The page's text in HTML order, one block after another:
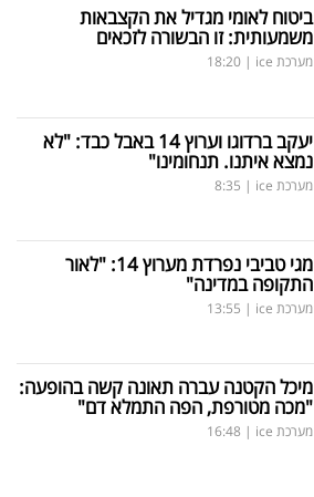
ביטוח לאומי מגדיל את הקצבאות
משמעותית: זו הבשורה לזכאים
מערכת ice |
18:20
יעקב ברדוגו וערוץ 14 באבל כבד: "לא
נמצא איתנו. תנחומינו"
מערכת ice |
8:35
מגי טביבי נפרדת מערוץ 14: "לאור
התקופה במדינה"
מערכת ice |
13:55
מיכל הקטנה עברה תאונה קשה בהופעה:
"מכה מטורפת, הפה התמלא דם"
מערכת ice |
16:48